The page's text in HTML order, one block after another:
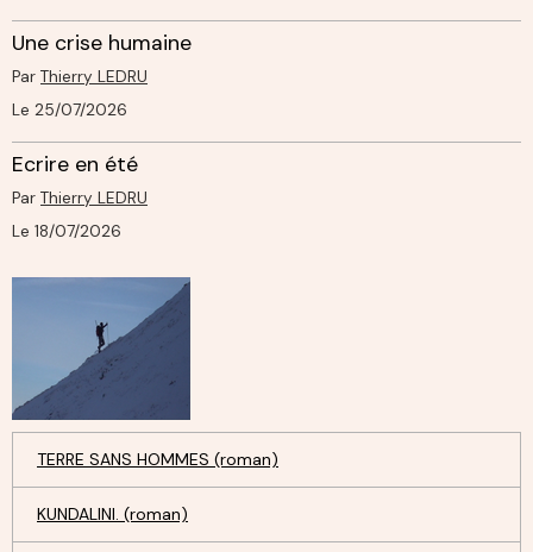
Une crise humaine
Par Thierry LEDRU
Le 25/07/2026
Ecrire en été
Par Thierry LEDRU
Le 18/07/2026
TERRE SANS HOMMES (roman)
KUNDALINI. (roman)